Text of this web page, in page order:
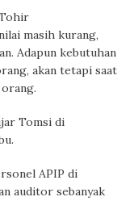
masih kurang,
Adapun kebutuhan
akan tetapi saat
Tomsi di
APIP di
auditor sebanyak